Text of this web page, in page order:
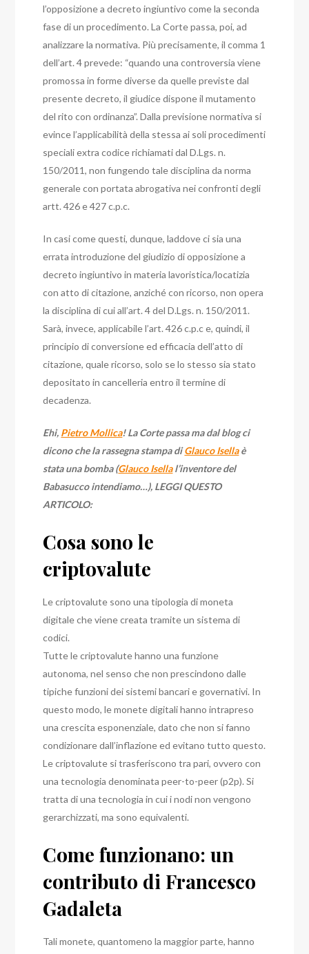
l’opposizione a decreto ingiuntivo come la seconda
fase di un procedimento.La Corte passa, poi, ad
analizzare la normativa. Più precisamente, il comma 1
dell’art. 4 prevede: “quando una controversia viene
promossa in forme diverse da quelle previste dal
presente decreto, il giudice dispone il mutamento
del rito con ordinanza”.Dalla previsione normativa si
evince l’applicabilità della stessa ai soli procedimenti
speciali extra codice richiamati dal D.Lgs. n.
150/2011, non fungendo tale disciplina da norma
generale con portata abrogativa nei confronti degli
artt. 426 e 427 c.p.c.
In casi come questi, dunque, laddove ci sia una
errata introduzione del giudizio di opposizione a
decreto ingiuntivo in materia lavoristica/locatizia
con atto di citazione, anziché con ricorso, non opera
la disciplina di cui all’art. 4 del D.Lgs. n. 150/2011.
Sarà, invece, applicabile l’art. 426 c.p.c e, quindi, il
principio di conversione ed efficacia dell’atto di
citazione, quale ricorso, solo se lo stesso sia stato
depositato in cancelleria entro il termine di
decadenza.
Ehi, Pietro Mollica! La Corte passa ma dal blog ci
dicono che la rassegna stampa diGlauco Isellaè
stata una bomba (Glauco Isellal’inventore del
Babasucco intendiamo…), LEGGI QUESTO
ARTICOLO:
Cosa sono le
criptovalute
Le criptovalute sono una tipologia di moneta
digitale che viene creata tramite un sistema di
codici.
Tutte le criptovalute hanno una funzione
autonoma, nel senso che non prescindono dalle
tipiche funzioni dei sistemi bancari e governativi. In
questo modo, le monete digitali hanno intrapreso
una crescita esponenziale, dato che non si fanno
condizionare dall’inflazione ed evitano tutto questo.
Le criptovalute si trasferiscono tra pari, ovvero con
una tecnologia denominata peer-to-peer (p2p).Si
tratta di una tecnologia in cui i nodi non vengono
gerarchizzati, ma sono equivalenti.
Come funzionano: un
contributo di Francesco
Gadaleta
Tali monete, quantomeno la maggior parte, hanno